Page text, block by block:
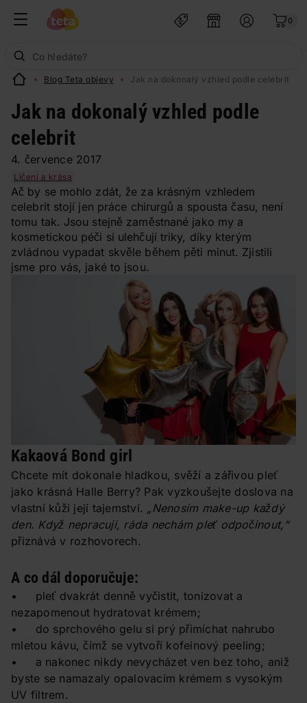
0
Blog Teta objevy Jak na dokonalý vzhled podle celebrit
Jak na dokonalý vzhled podle
celebrit
4. července 2017
Líčení a krása
Ač by se mohlo zdát, že za krásným vzhledem
celebrit stojí jen práce chirurgů a spousta času, není
tomu tak. Jsou stejně zaměstnané jako my a
kosmetickou péči si ulehčují triky, díky kterým
zvládnou vypadat skvěle během pěti minut. Zjistili
jsme pro vás, jaké to jsou.
Kakaová Bond girl
Chcete mít dokonale hladkou, svěží a zářivou pleť
jako krásná Halle Berry? Pak vyzkoušejte doslova na
vlastní kůži její tajemství. „Nenosím make-up každý
den. Když nepracuji, ráda nechám pleť odpočinout,“
přiznává v rozhovorech.
A co dál doporučuje:
• pleť dvakrát denně vyčistit, tonizovat a
nezapomenout hydratovat krémem;
• do sprchového gelu si prý přimíchat nahrubo
mletou kávu, čímž se vytvoří kofeinový peeling;
• a nakonec nikdy nevycházet ven bez toho, aniž
byste se namazaly opalovacím krémem s vysokým
UV filtrem.